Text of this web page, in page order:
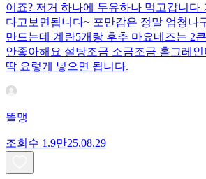
이죠? 저거 하나에 두유하나 먹고갑니다
다고보면됩니다~ 포만감은 정말 엄청나
만드는데 계란5개랑 후추 마요네즈는 2
안좋아해요 설탕조금 소금조금 홀그레
딱 요렇게 넣으면 됩니다.
똘맹
조회수 1.9만25.08.29